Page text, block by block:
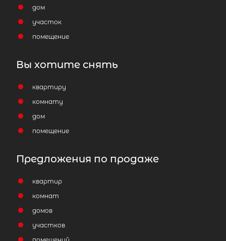
дом
участок
помещение
Вы хотите снять
квартиру
комнату
дом
помещение
Предложения по продаже
квартир
комнат
домов
участков